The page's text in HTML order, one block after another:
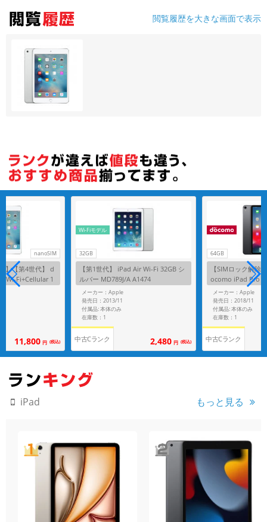
閲覧履歴を大きな画面で表示
nanoSIM
】【第4世代】 d
Wi-Fi+Cellular 1
A A1550
11,800 円 (税込)
32GB
Wi-Fiモデル
【第1世代】 iPad Air Wi-Fi 32GB シ
ルバー MD789J/A A1474
メーカー：Apple
発売日：2013/11
付属品: 本体のみ
在庫数：1
中古Cランク 2,480 円 (税込)
64GB
【SIMロック解除
ocomo iPad Pro
lular 64GB スペ
J/A A1934
メーカー：Apple
発売日：2018/11
付属品: 本体のみ
在庫数：1
中古Cランク
iPad もっと見る
発売日
各項目のチェックボックスは「or検索」となります。